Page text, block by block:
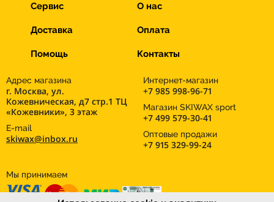
Сервис О нас
Доставка Оплата
Помощь Контакты
Адрес магазина
г. Москва, ул.
Кожевническая, д7 стр.1 ТЦ
«Кожевники», 3 этаж
E-mail
skiwax@inbox.ru
Интернет-магазин
+7 985 998-96-71
Магазин SKIWAX sport
+7 499 579-30-41
Оптовые продажи
+7 915 329-99-24
Мы принимаем